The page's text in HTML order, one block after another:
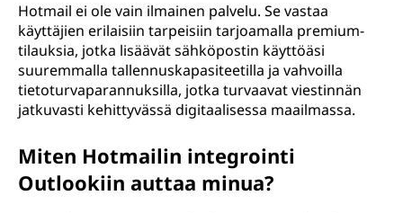
Hotmail ei ole vain ilmainen palvelu. Se vastaa
käyttäjien erilaisiin tarpeisiin tarjoamalla premium-
tilauksia, jotka lisäävät sähköpostin käyttöäsi
suuremmalla tallennuskapasiteetilla ja vahvoilla
tietoturvaparannuksilla, jotka turvaavat viestinnän
jatkuvasti kehittyvässä digitaalisessa maailmassa.
Miten Hotmailin integrointi
Outlookiin auttaa minua?